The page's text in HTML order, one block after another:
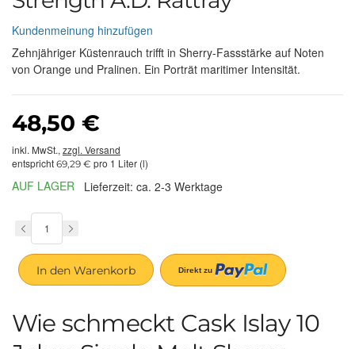
Kundenmeinung hinzufügen
Zehnjähriger Küstenrauch trifft in Sherry-Fassstärke auf Noten
von Orange und Pralinen. Ein Porträt maritimer Intensität.
48,50 €
inkl. MwSt., zzgl. Versand
entspricht 69,29 € pro 1 Liter (l)
AUF LAGER Lieferzeit: ca. 2-3 Werktage
In den Warenkorb
Wie schmeckt Cask Islay 10